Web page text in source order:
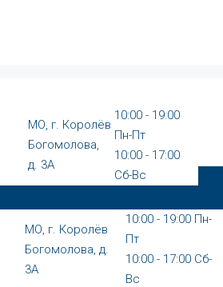
МО, г. Королёв
Богомолова,
д. 3А
10:00 - 19:00
Пн-Пт
10:00 - 17:00
Сб-Вс
МО, г. Королёв
Богомолова, д.
3А
10:00 - 19:00 Пн-
Пт
10:00 - 17:00 Сб-
Вс